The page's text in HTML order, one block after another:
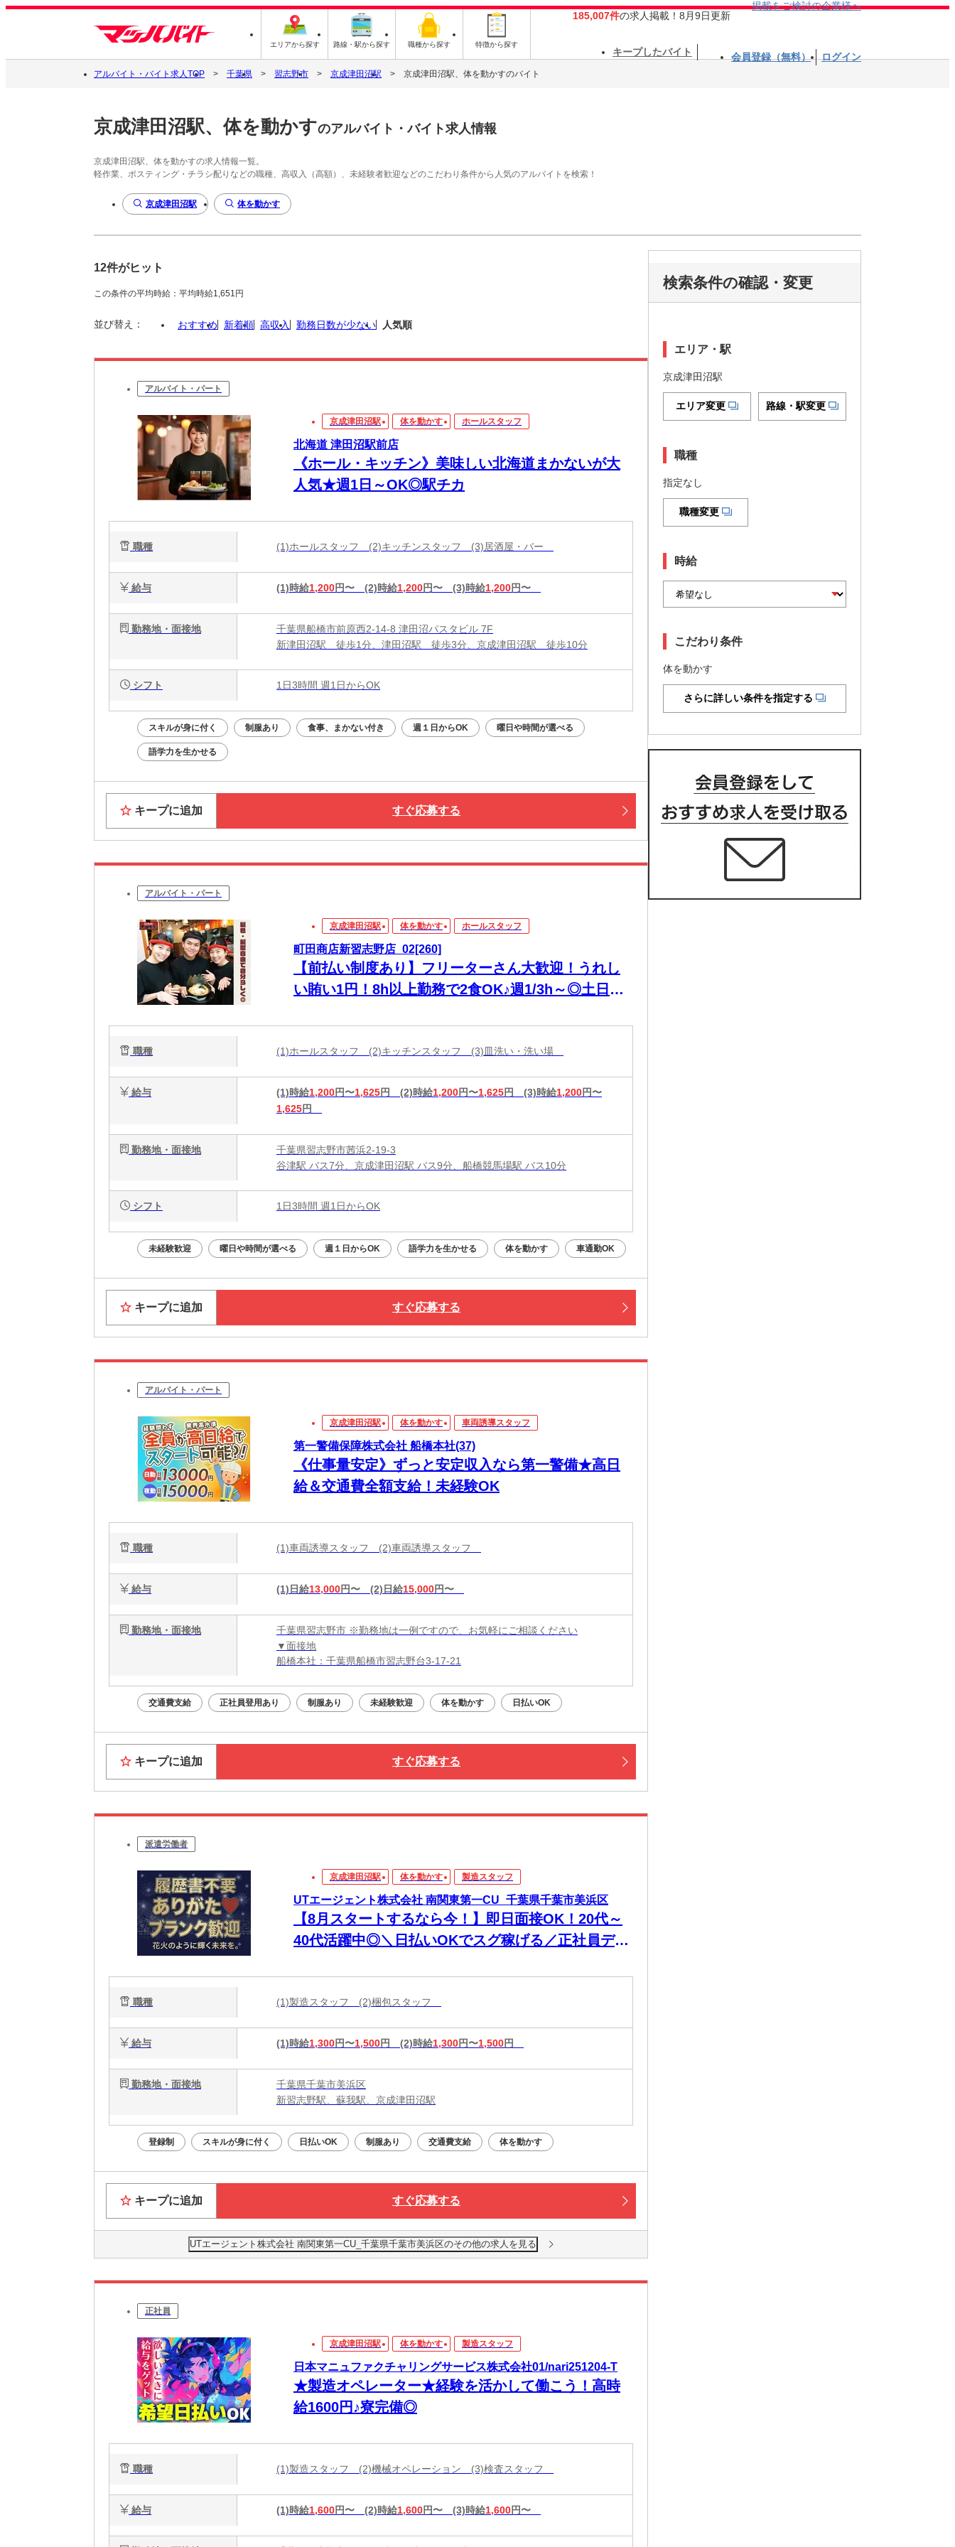
エリアから探す 路線・駅から探す 職種から探す 特徴から探す
185,007件の求人掲載！8月9日更新
掲載をご検討の企業様へ
キープしたバイト 会員登録（無料） ログイン
アルバイト・バイト求人TOP 千葉県 習志野市 京成津田沼駅 京成津田沼駅、体を動かすのバイト
京成津田沼駅、体を動かすのアルバイト・バイト求人情報
京成津田沼駅、体を動かすの求人情報一覧。
軽作業、ポスティング・チラシ配りなどの職種、高収入（高額）、未経験者歓迎などのこだわり条件から人気のアルバイトを検索！
京成津田沼駅 体を動かす
12件がヒット
この条件の平均時給：平均時給1,651円
並び替え： おすすめ 新着順 高収入 勤務日数が少ない 人気順
アルバイト・パート
京成津田沼駅 体を動かす ホールスタッフ
北海道 津田沼駅前店
《ホール・キッチン》美味しい北海道まかないが大
人気★週1日～OK◎駅チカ
職種 (1)ホールスタッフ (2)キッチンスタッフ (3)居酒屋・バー
給与 (1)時給1,200円〜 (2)時給1,200円〜 (3)時給1,200円〜
勤務地・面接地
千葉県船橋市前原西2-14-8 津田沼パスタビル 7F
新津田沼駅 徒歩1分、津田沼駅 徒歩3分、京成津田沼駅 徒歩10分
シフト 1日3時間 週1日からOK
スキルが身に付く 制服あり 食事、まかない付き 週１日からOK 曜日や時間が選べる
語学力を生かせる
キープに追加 すぐ応募する
アルバイト・パート
京成津田沼駅 体を動かす ホールスタッフ
町田商店新習志野店_02[260]
【前払い制度あり】フリーターさん大歓迎！うれし
い賄い1円！8h以上勤務で2食OK♪週1/3h～◎土日の
職種 (1)ホールスタッフ (2)キッチンスタッフ (3)皿洗い・洗い場
給与 (1)時給1,200円〜1,625円 (2)時給1,200円〜1,625円 (3)時給1,200円〜
1,625円
勤務地・面接地
千葉県習志野市茜浜2-19-3
谷津駅 バス7分、京成津田沼駅 バス9分、船橋競馬場駅 バス10分
シフト 1日3時間 週1日からOK
未経験歓迎 曜日や時間が選べる 週１日からOK 語学力を生かせる 体を動かす 車通勤OK
キープに追加 すぐ応募する
アルバイト・パート
京成津田沼駅 体を動かす 車両誘導スタッフ
第一警備保障株式会社 船橋本社(37)
《仕事量安定》ずっと安定収入なら第一警備★高日
給＆交通費全額支給！未経験OK
職種 (1)車両誘導スタッフ (2)車両誘導スタッフ
給与 (1)日給13,000円〜 (2)日給15,000円〜
勤務地・面接地
千葉県習志野市 ※勤務地は一例ですので、お気軽にご相談ください
▼面接地
船橋本社：千葉県船橋市習志野台3-17-21
交通費支給 正社員登用あり 制服あり 未経験歓迎 体を動かす 日払いOK
キープに追加 すぐ応募する
派遣労働者
京成津田沼駅 体を動かす 製造スタッフ
UTエージェント株式会社 南関東第一CU_千葉県千葉市美浜区
【8月スタートするなら今！】即日面接OK！20代～
40代活躍中◎＼日払いOKでスグ稼げる／正社員デビ
職種 (1)製造スタッフ (2)梱包スタッフ
給与 (1)時給1,300円〜1,500円 (2)時給1,300円〜1,500円
勤務地・面接地
千葉県千葉市美浜区
新習志野駅、蘇我駅、京成津田沼駅
登録制 スキルが身に付く 日払いOK 制服あり 交通費支給 体を動かす
キープに追加 すぐ応募する
UTエージェント株式会社 南関東第一CU_千葉県千葉市美浜区のその他の求人を見る
正社員
京成津田沼駅 体を動かす 製造スタッフ
日本マニュファクチャリングサービス株式会社01/nari251204-T
★製造オペレーター★経験を活かして働こう！高時
給1600円♪寮完備◎
職種 (1)製造スタッフ (2)機械オペレーション (3)検査スタッフ
給与 (1)時給1,600円〜 (2)時給1,600円〜 (3)時給1,600円〜
検索条件の確認・変更
エリア・駅
京成津田沼駅
エリア変更 路線・駅変更
職種
指定なし
職種変更
時給
こだわり条件
体を動かす
さらに詳しい条件を指定する